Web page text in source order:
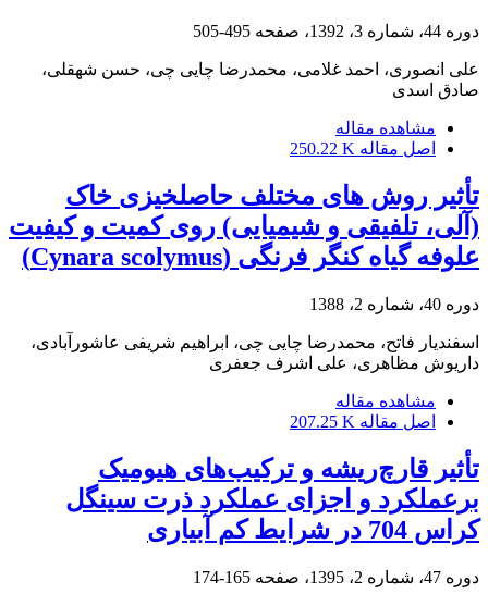
دوره 44، شماره 3، 1392، صفحه 495-505
علی انصوری، احمد غلامی، محمدرضا چایی چی، حسن شهقلی،
صادق اسدی
مشاهده مقاله
اصل مقاله 250.22 K
تأثیر روش های مختلف حاصلخیزی خاک
(آلی، تلفیقی و شیمیایی) روی کمیت و کیفیت
علوفه گیاه کنگر فرنگی (Cynara scolymus)
دوره 40، شماره 2، 1388
اسفندیار فاتح، محمدرضا چایی چی، ابراهیم شریفی عاشورآبادی،
داریوش مظاهری، علی اشرف جعفری
مشاهده مقاله
اصل مقاله 207.25 K
تأثیر قارچ‌‌‌‌‌‌‌‌‌‌‌ریشه و ترکیب‌های هیومیک
برعملکرد و اجزای عملکرد ذرت سینگل
کراس 704 در شرایط کم آبیاری
دوره 47، شماره 2، 1395، صفحه 165-174